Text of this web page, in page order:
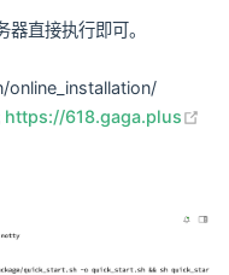
直接执行即可。
https://618.gaga.plus